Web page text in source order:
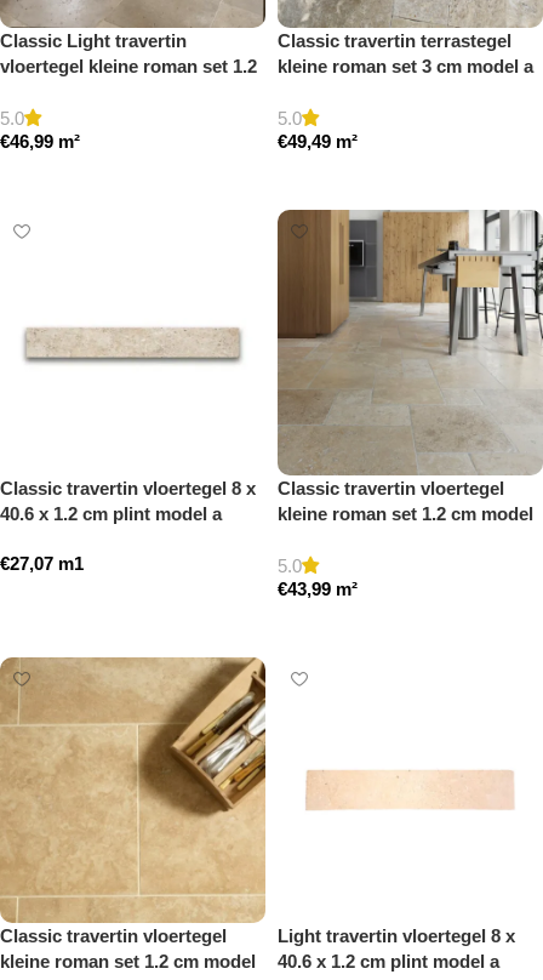
Classic Light travertin
vloertegel kleine roman set 1.2
5.0
€46,99 m²
Classic travertin terrastegel
kleine roman set 3 cm model a
5.0
€49,49 m²
Classic travertin vloertegel 8 x
40.6 x 1.2 cm plint model a
€27,07 m1
Classic travertin vloertegel
kleine roman set 1.2 cm model
5.0
€43,99 m²
Classic travertin vloertegel
kleine roman set 1.2 cm model
Light travertin vloertegel 8 x
40.6 x 1.2 cm plint model a